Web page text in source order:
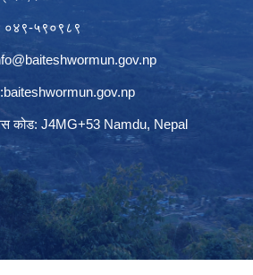
०४९-५९०९८९
कोड: J4MG+53 Namdu, Nepal